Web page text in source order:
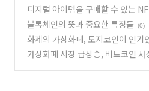
디지털 아이템을 구매할 수 있는
이트 목록
(0)
블록체인의 뜻과 중요한 특징들 (0)
화제의 가상화폐, 도지코인이 인기
전망
(0)
가상화폐 시장 급상승, 비트코인